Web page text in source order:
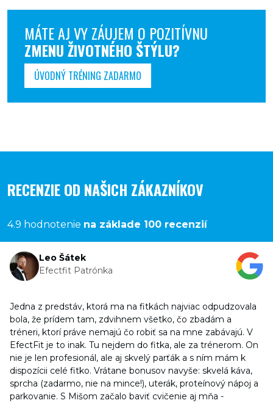
MÁTE AJ VY ZÁUJEM O POZITÍVNU
ZMENU ŽIVOTNÉHO ŠTÝLU?
ÚVODNÝ TRÉNING ZADARMO
RECENZIE OD NAŠICH ZÁKAZNÍKOV
4.9 hodnotenie na základe 100 recenzií
Leo Šátek
Efectfit Patrónka
Jedna z predstáv, ktorá ma na fitkách najviac odpudzovala
bola, že prídem tam, zdvihnem všetko, čo zbadám a
tréneri, ktorí práve nemajú čo robiť sa na mne zabávajú. V
EfectFit je to inak. Tu nejdem do fitka, ale za trénerom. On
nie je len profesionál, ale aj skvelý parťák a s ním mám k
dispozícii celé fitko. Vrátane bonusov navyše: skvelá káva,
sprcha (zadarmo, nie na mince!), uterák, proteínový nápoj a
parkovanie. S Mišom začalo baviť cvičenie aj mňa -